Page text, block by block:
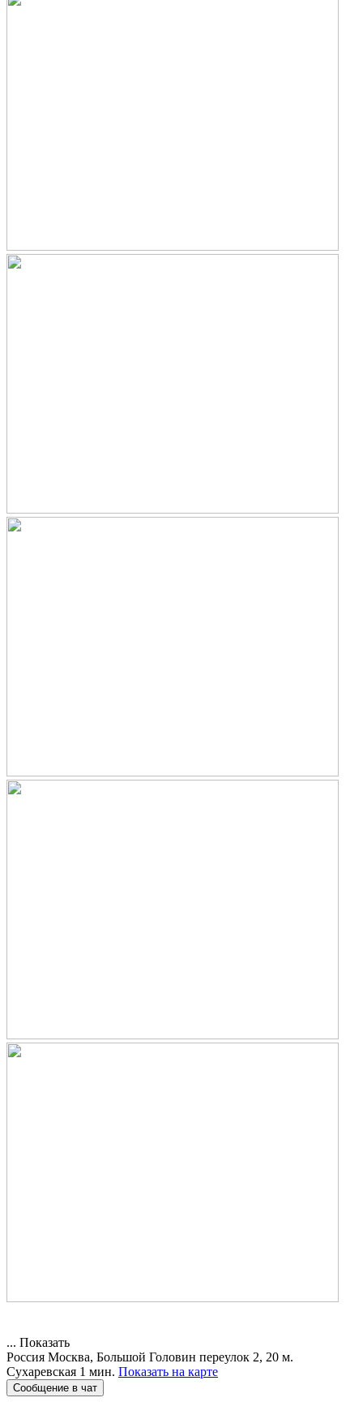
... Показать
Россия Москва, Большой Головин переулок 2, 20 м.
Сухаревская 1 мин. Показать на карте
Сообщение в чат